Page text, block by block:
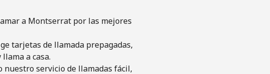
a Montserrat por las mejores
tarjetas de llamada prepagadas,
a casa.
nuestro servicio de llamadas fácil,